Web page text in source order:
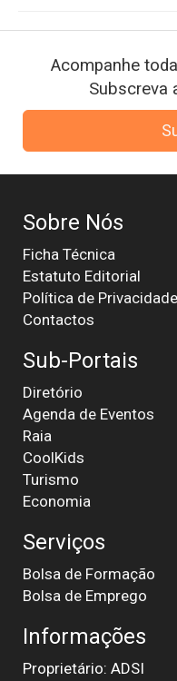
Acompanhe
Subscreva
Sobre Nós
Ficha Técnica
Estatuto Editorial
Política de Privacidade
Contactos
Sub-Portais
Diretório
Agenda de Eventos
Raia
CoolKids
Turismo
Economia
Serviços
Bolsa de Formação
Bolsa de Emprego
Informações
Proprietário: ADSI